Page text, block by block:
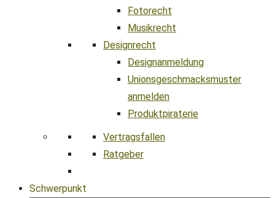
Fotorecht
Musikrecht
Designrecht
Designanmeldung
Unionsgeschmacksmuster
anmelden
Produktpiraterie
Vertragsfallen
Ratgeber
Schwerpunkt